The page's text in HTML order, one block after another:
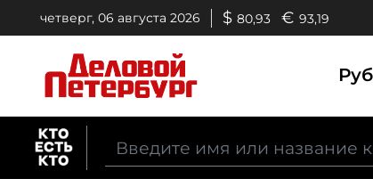
четверг, 06 августа 2026 $ 80,93 € 93,19